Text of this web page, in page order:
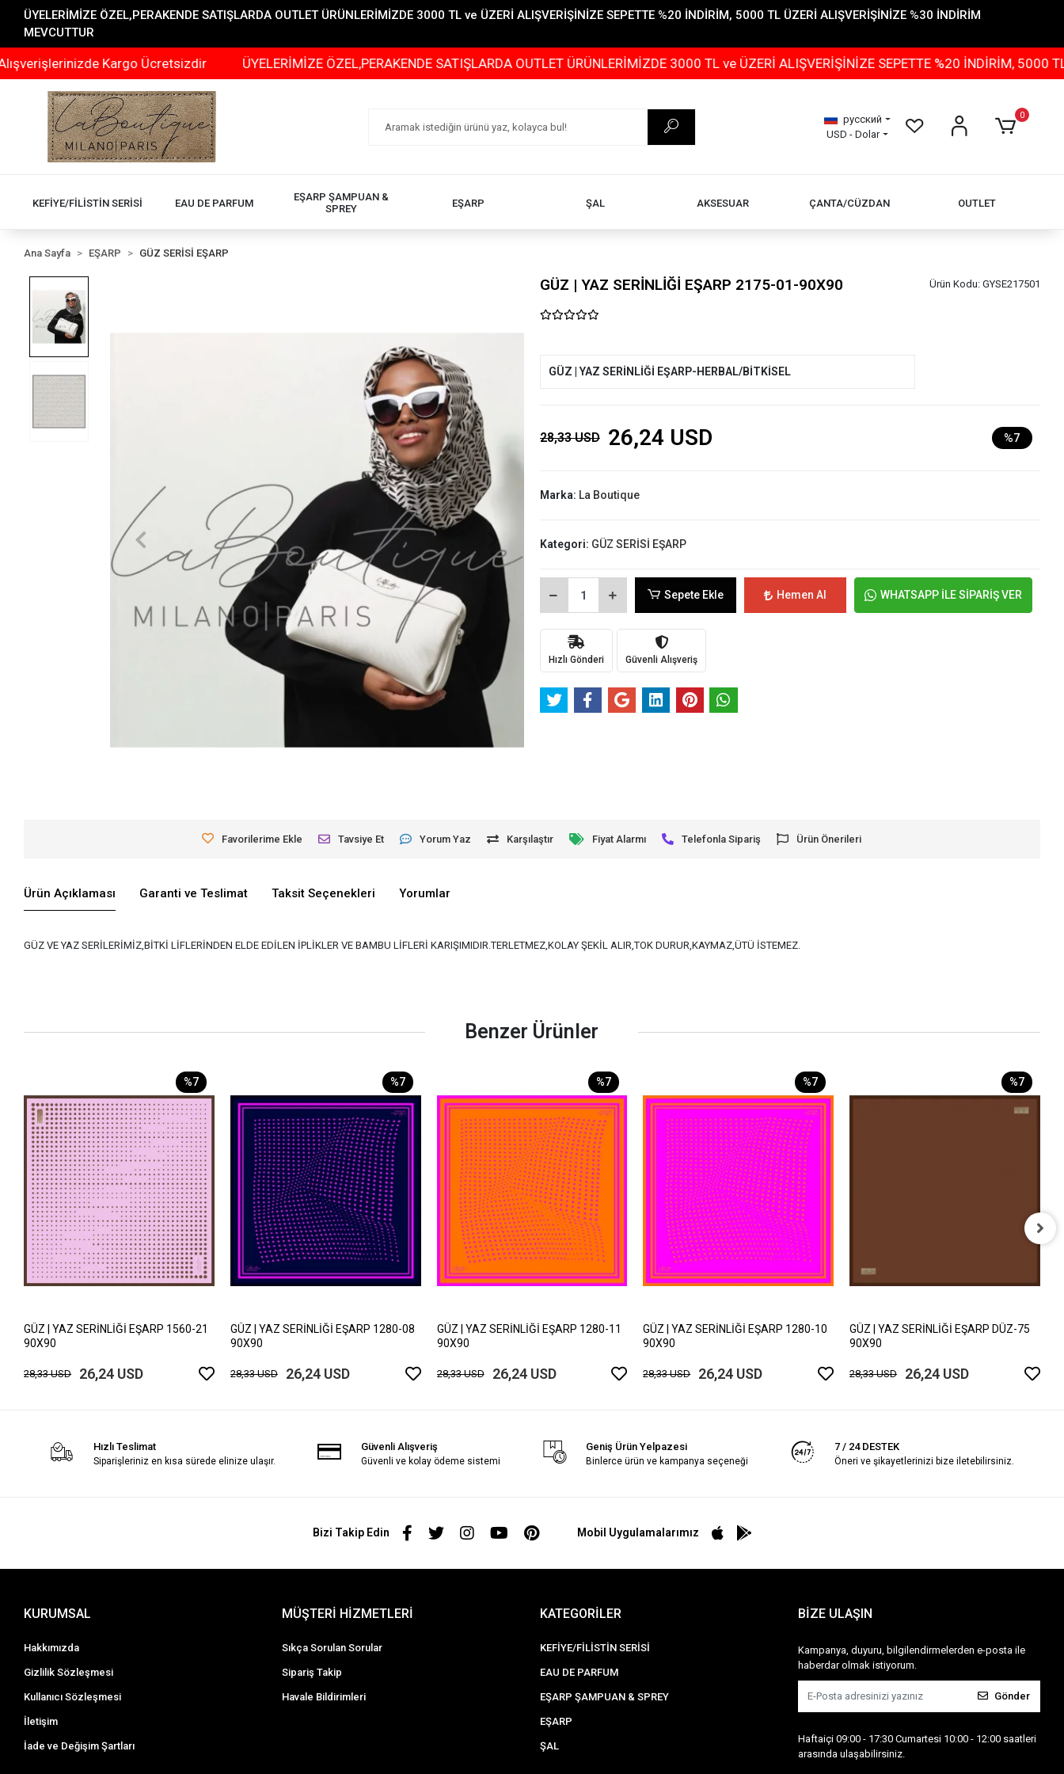
ÜYELERİMİZE ÖZEL,PERAKENDE SATIŞLARDA OUTLET ÜRÜNLERİMİZDE 3000 TL ve ÜZERİ ALIŞVERİŞİNİZE SEPETTE %20 İNDİRİM, 5000 TL ÜZERİ ALIŞVERİŞİNİZE %30 İNDİRİM
MEVCUTTUR
Kargo Ücretsizdir ÜYELERİMİZE ÖZEL,PERAKENDE SATIŞLARDA OUTLET ÜRÜNLERİMİZDE 3000 TL ve ÜZERİ ALIŞVERİŞİNİZE SEPETTE %20 İNDİRİM, 5000 TL
русский
USD - Dolar
0
KEFİYE/FİLİSTİN SERİSİ EAU DE PARFUM
EŞARP ŞAMPUAN &
SPREY
EŞARP ŞAL AKSESUAR ÇANTA/CÜZDAN OUTLET
Ana Sayfa EŞARP GÜZ SERİSİ EŞARP
GÜZ | YAZ SERİNLİĞİ EŞARP 2175-01-90X90 Ürün Kodu: GYSE217501
GÜZ | YAZ SERİNLİĞİ EŞARP-HERBAL/BİTKİSEL
28,33 USD 26,24 USD %7
Marka: La Boutique
Kategori: GÜZ SERİSİ EŞARP
Sepete Ekle Hemen Al WHATSAPP İLE SİPARİŞ VER
Hızlı Gönderi Güvenli Alışveriş
Favorilerime Ekle Tavsiye Et Yorum Yaz Karşılaştır Fiyat Alarmı Telefonla Sipariş Ürün Önerileri
Ürün Açıklaması Garanti ve Teslimat Taksit Seçenekleri Yorumlar
GÜZ VE YAZ SERİLERİMİZ,BİTKİ LİFLERİNDEN ELDE EDİLEN İPLİKLER VE BAMBU LİFLERİ KARIŞIMIDIR.TERLETMEZ,KOLAY ŞEKİL ALIR,TOK DURUR,KAYMAZ,ÜTÜ İSTEMEZ.
Benzer Ürünler
%7
GÜZ | YAZ SERİNLİĞİ EŞARP 1560-21
90X90
28,33 USD 26,24 USD
%7
GÜZ | YAZ SERİNLİĞİ EŞARP 1280-08
90X90
28,33 USD 26,24 USD
%7
GÜZ | YAZ SERİNLİĞİ EŞARP 1280-11
90X90
28,33 USD 26,24 USD
%7
GÜZ | YAZ SERİNLİĞİ EŞARP 1280-10
90X90
28,33 USD 26,24 USD
%7
GÜZ | YAZ SERİNLİĞİ EŞARP DÜZ-75
90X90
28,33 USD 26,24 USD
Hızlı Teslimat
Siparişleriniz en kısa sürede elinize ulaşır.
Güvenli Alışveriş
Güvenli ve kolay ödeme sistemi
Geniş Ürün Yelpazesi
Binlerce ürün ve kampanya seçeneği
7 / 24 DESTEK
Öneri ve şikayetlerinizi bize iletebilirsiniz.
Bizi Takip Edin Mobil Uygulamalarımız
KURUMSAL
Hakkımızda
Gizlilik Sözleşmesi
Kullanıcı Sözleşmesi
İletişim
İade ve Değişim Şartları
MÜŞTERİ HİZMETLERİ
Sıkça Sorulan Sorular
Sipariş Takip
Havale Bildirimleri
KATEGORİLER
KEFİYE/FİLİSTİN SERİSİ
EAU DE PARFUM
EŞARP ŞAMPUAN & SPREY
EŞARP
ŞAL
BİZE ULAŞIN
Kampanya, duyuru, bilgilendirmelerden e-posta ile
haberdar olmak istiyorum.
Gönder
Haftaiçi 09:00 - 17:30 Cumartesi 10:00 - 12:00 saatleri
arasında ulaşabilirsiniz.